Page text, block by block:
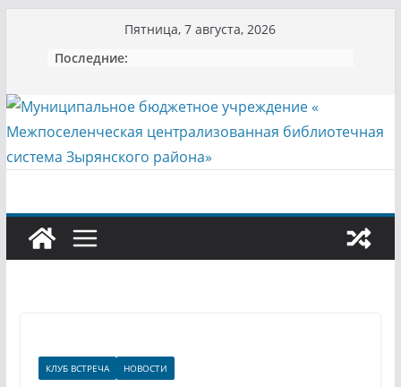
содержимому
Пятница, 7 августа, 2026
Последние:
КЛУБ ВСТРЕЧА НОВОСТИ